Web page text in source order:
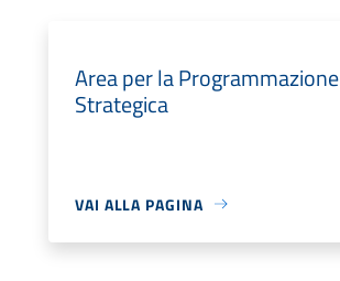
Area per la Programmazione
Strategica
VAI ALLA PAGINA